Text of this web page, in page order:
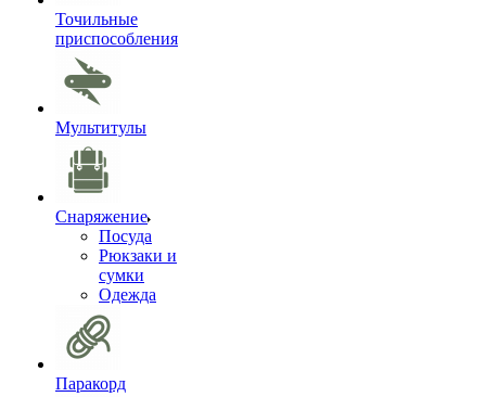
Точильные
приспособления
Мультитулы
Снаряжение
Посуда
Рюкзаки и
сумки
Одежда
Паракорд